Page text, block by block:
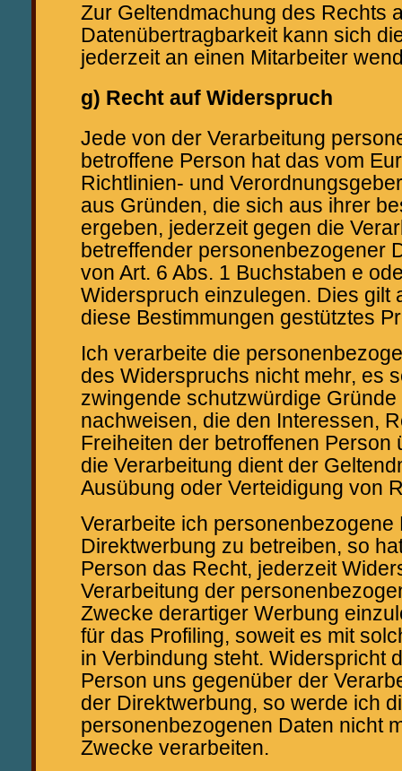
Zur Geltendmachung des Rechts
Datenübertragbarkeit kann sich
jederzeit an einen Mitarbeiter
g) Recht auf Widerspruch
Jede von der Verarbeitung
betroffene Person hat das vom
Richtlinien- und
aus Gründen, die sich aus ihrer
ergeben, jederzeit gegen die
betreffender personenbezogener
von Art. 6 Abs. 1 Buchstaben e
Widerspruch einzulegen. Dies gilt
diese Bestimmungen gestütztes
Ich verarbeite die
des Widerspruchs nicht mehr, es
zwingende schutzwürdige
nachweisen, die den Interessen,
Freiheiten der betroffenen Person
die Verarbeitung dient der
Ausübung oder Verteidigung von
Verarbeite ich personenbezogene
Direktwerbung zu betreiben, so
Person das Recht, jederzeit
Verarbeitung der
Zwecke derartiger Werbung
für das Profiling, soweit es mit
in Verbindung steht. Widerspricht
Person uns gegenüber der
der Direktwerbung, so werde ich
personenbezogenen Daten nicht
Zwecke verarbeiten.